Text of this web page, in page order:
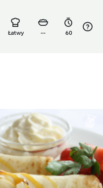
Łatwy -- 60